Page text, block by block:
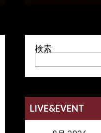
検索
LIVE&EVENT